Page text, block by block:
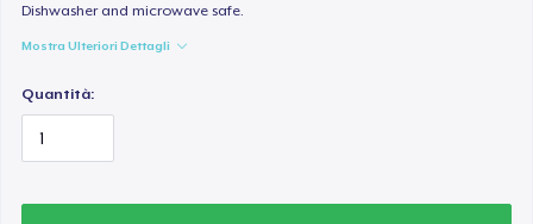
Dishwasher and microwave safe.
Mostra Ulteriori Dettagli
Quantità: